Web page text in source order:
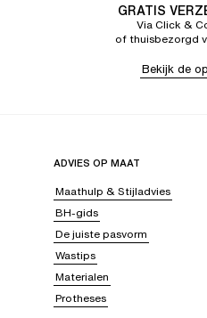
GRATIS
Via Click &
of thuisbezorgd
Bekijk de
ADVIES OP MAAT
Maathulp & Stijladvies
BH-gids
De juiste pasvorm
Wastips
Materialen
Protheses